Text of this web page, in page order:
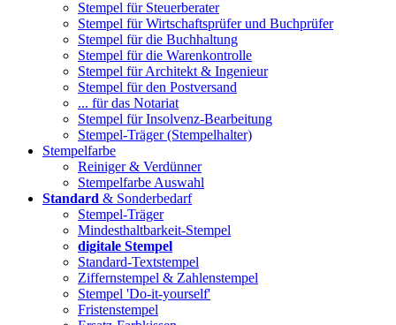
Stempel für Steuerberater
Stempel für Wirtschaftsprüfer und Buchprüfer
Stempel für die Buchhaltung
Stempel für die Warenkontrolle
Stempel für Architekt & Ingenieur
Stempel für den Postversand
... für das Notariat
Stempel für Insolvenz-Bearbeitung
Stempel-Träger (Stempelhalter)
Stempelfarbe
Reiniger & Verdünner
Stempelfarbe Auswahl
Standard & Sonderbedarf
Stempel-Träger
Mindesthaltbarkeit-Stempel
digitale Stempel
Standard-Textstempel
Ziffernstempel & Zahlenstempel
Stempel 'Do-it-yourself'
Fristenstempel